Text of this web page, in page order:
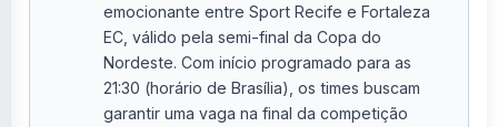
emocionante entre Sport Recife e Fortaleza
EC, válido pela semi-final da Copa do
Nordeste. Com início programado para as
21:30 (horário de Brasília), os times buscam
garantir uma vaga na final da competição